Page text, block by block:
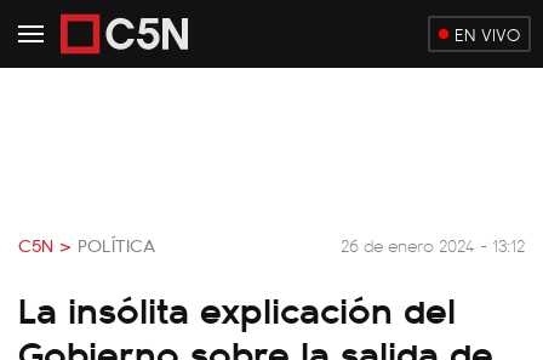
EN VIVO
C5N > POLÍTICA 26 de enero 2024 - 13:12
La insólita explicación del